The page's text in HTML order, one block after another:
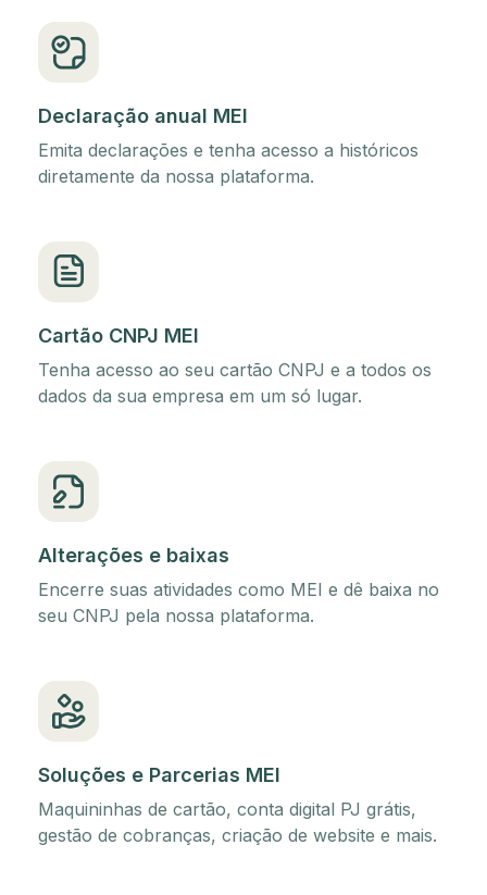
Declaração anual MEI
Emita declarações e tenha acesso a históricos
diretamente da nossa plataforma.
Cartão CNPJ MEI
Tenha acesso ao seu cartão CNPJ e a todos os
dados da sua empresa em um só lugar.
Alterações e baixas
Encerre suas atividades como MEI e dê baixa no
seu CNPJ pela nossa plataforma.
Soluções e Parcerias MEI
Maquininhas de cartão, conta digital PJ grátis,
gestão de cobranças, criação de website e mais.